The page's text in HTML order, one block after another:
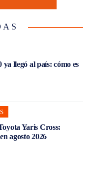
llegó al país: cómo es
Yaris Cross:
agosto 2026